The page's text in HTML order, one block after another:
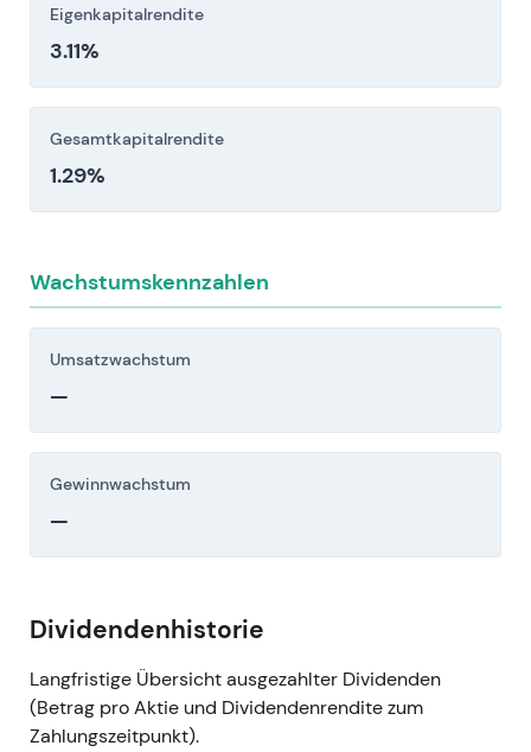
Investitionsentscheidung sorgfältig berücksichtigen.
Eigenkapitalrendite
3.11%
Gesamtkapitalrendite
1.29%
Wachstumskennzahlen
Umsatzwachstum
—
Gewinnwachstum
—
Dividendenhistorie
Langfristige Übersicht ausgezahlter Dividenden
(Betrag pro Aktie und Dividendenrendite zum
Zahlungszeitpunkt).